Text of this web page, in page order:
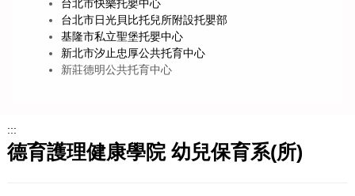
台北市快樂托嬰中心
台北市日光貝比托兒所附設托嬰部
基隆市私立聖堡托嬰中心
新北市汐止忠厚公共托育中心
新莊德明公共托育中心
:::
德育護理健康學院 幼兒保育系(所)